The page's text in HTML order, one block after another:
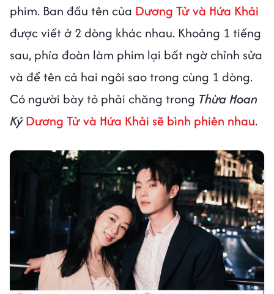
phim. Ban đầu tên của Dương Tử và Hứa Khải
được viết ở 2 dòng khác nhau. Khoảng 1 tiếng
sau, phía đoàn làm phim lại bất ngờ chỉnh sửa
và để tên cả hai ngôi sao trong cùng 1 dòng.
Có người bày tỏ phải chăng trong Thừa Hoan
Ký Dương Tử và Hứa Khải sẽ bình phiên nhau.